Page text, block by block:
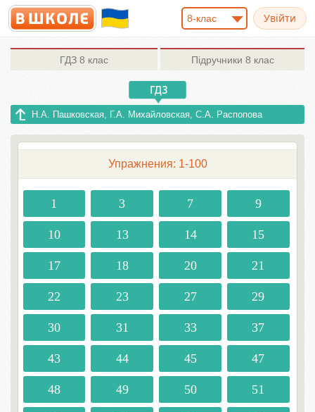
8-клас
ГДЗ 8 клас Підручники 8 клас
Н.А. Пашковская, Г.А. Михайловская, С.А. Распопова
Упражнения: 1-100
1 3 7 9
10 13 14 15
17 18 20 21
22 23 27 29
30 31 33 37
43 44 45 47
48 49 50 51